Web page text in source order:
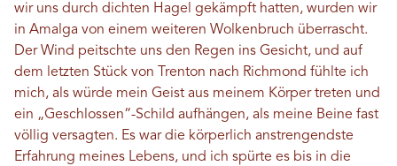
wir uns durch dichten Hagel gekämpft hatten, wurden wir
in Amalga von einem weiteren Wolkenbruch überrascht.
Der Wind peitschte uns den Regen ins Gesicht, und auf
dem letzten Stück von Trenton nach Richmond fühlte ich
mich, als würde mein Geist aus meinem Körper treten und
ein „Geschlossen“-Schild aufhängen, als meine Beine fast
völlig versagten. Es war die körperlich anstrengendste
Erfahrung meines Lebens, und ich spürte es bis in die